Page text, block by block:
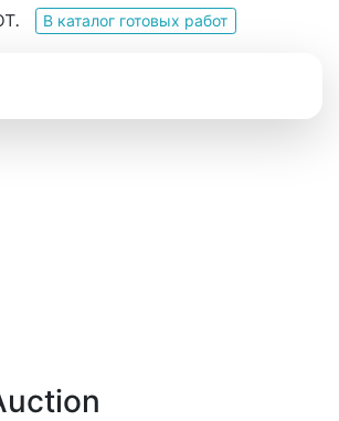
В каталог готовых работ